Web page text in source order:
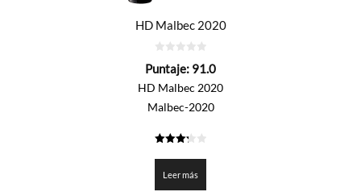
HD Malbec 2020
de
Puntaje: 91.0
HD Malbec 2020
Malbec-2020
de 5
Leer más